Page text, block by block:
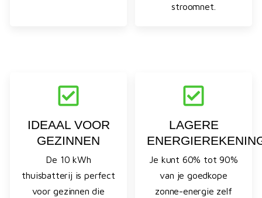
stroomnet.
IDEAAL VOOR
GEZINNEN
De 10 kWh
thuisbatterij is perfect
voor gezinnen die
LAGERE
Je kunt 60% tot 90%
van je goedkope
zonne-energie zelf